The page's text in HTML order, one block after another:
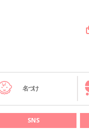
名づけ
SNS